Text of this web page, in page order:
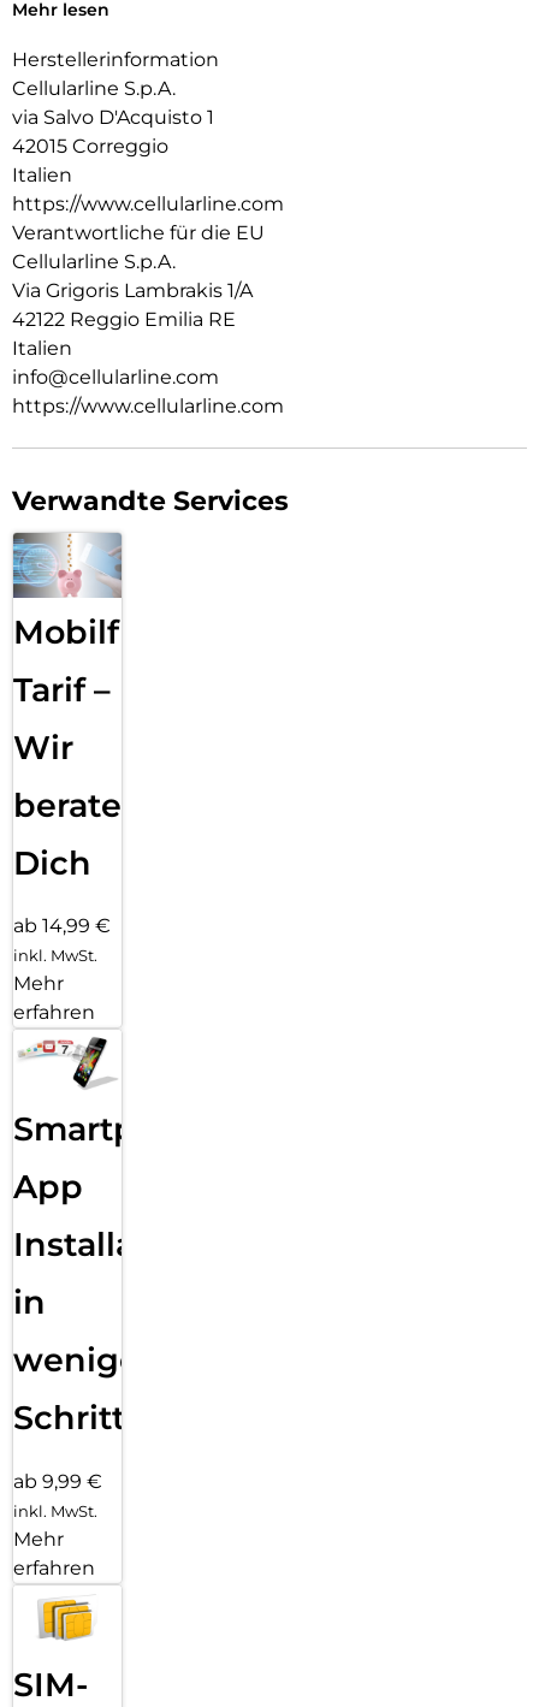
Hause, im Büro oder unterwegs.
Mehr lesen
Herstellerinformation
Cellularline S.p.A.
via Salvo D'Acquisto 1
42015 Correggio
Italien
https://www.cellularline.com
Verantwortliche für die EU
Cellularline S.p.A.
Via Grigoris Lambrakis 1/A
42122 Reggio Emilia RE
Italien
info@cellularline.com
https://www.cellularline.com
Verwandte Services
Mobilfunk
Tarif –
Wir
beraten
Dich
ab 14,99 €
inkl. MwSt.
Mehr
erfahren
Smartphone
App
Installation
in
wenigen
Schritten
ab 9,99 €
inkl. MwSt.
Mehr
erfahren
SIM-